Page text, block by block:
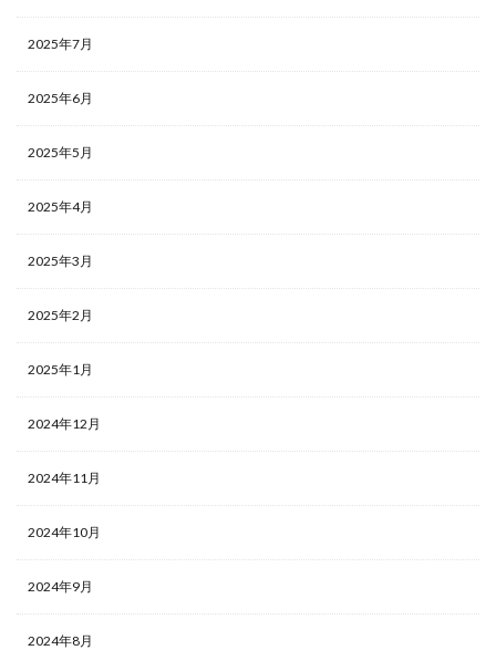
2025年7月
2025年6月
2025年5月
2025年4月
2025年3月
2025年2月
2025年1月
2024年12月
2024年11月
2024年10月
2024年9月
2024年8月